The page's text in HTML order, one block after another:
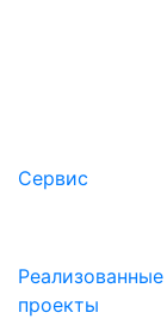
Сервис
Реализованные
проекты